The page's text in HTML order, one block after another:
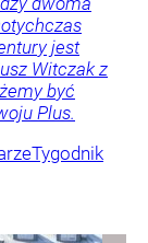
jest
Witczak z
być
Plus.
Tygodnik